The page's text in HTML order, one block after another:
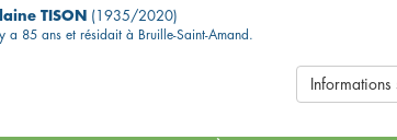
TISON (1935/2020)
a 85 ans et résidait à Bruille-Saint-Amand.